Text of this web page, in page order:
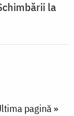
la
pagepagină »